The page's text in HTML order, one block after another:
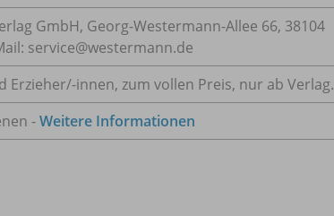
GmbH, Georg-Westermann-Allee 66, 38104
service@westermann.de
Erzieher/-innen, zum vollen Preis, nur ab Verlag.
-Weitere Informationen